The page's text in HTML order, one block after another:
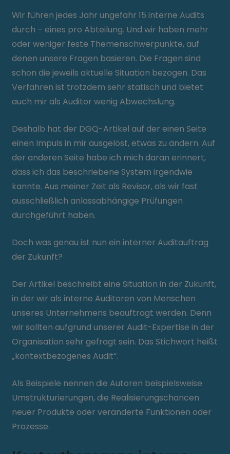
Wir führen jedes Jahr ungefähr 15 interne Audits
durch – eines pro Abteilung. Und wir haben mehr
oder weniger feste Themenschwerpunkte, auf
denen unsere Fragen basieren. Die Fragen sind
schon die jeweils aktuelle Situation bezogen. Das
Verfahren ist trotzdem sehr statisch und bietet
auch mir als Auditor wenig Abwechslung.
Deshalb hat der DGQ-Artikel auf der einen Seite
einen Impuls in mir ausgelöst, etwas zu ändern. Auf
der anderen Seite habe ich mich daran erinnert,
dass ich das beschriebene System irgendwie
kannte. Aus meiner Zeit als Revisor, als wir fast
ausschließlich anlassabhängige Prüfungen
durchgeführt haben.
Doch was genau ist nun ein interner Auditauftrag
der Zukunft?
Der Artikel beschreibt eine Situation in der Zukunft,
in der wir als interne Auditoren von Menschen
unseres Unternehmens beauftragt werden. Denn
wir sollten aufgrund unserer Audit-Expertise in der
Organisation sehr gefragt sein. Das Stichwort heißt
„kontextbezogenes Audit“.
Als Beispiele nennen die Autoren beispielsweise
Umstrukturierungen, die Realisierungschancen
neuer Produkte oder veränderte Funktionen oder
Prozesse.